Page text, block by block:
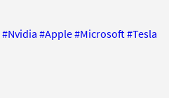
#Nvidia #Apple#Microsoft #Tesla